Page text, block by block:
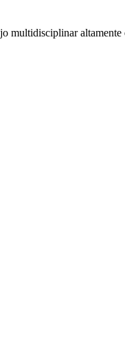
multidisciplinar